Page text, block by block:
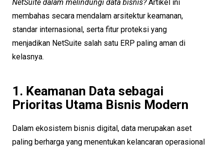
NetSuite dalam melindungi data bisnis?Artikel ini
membahas secara mendalam arsitektur keamanan,
standar internasional, serta fitur proteksi yang
menjadikan NetSuite salah satu ERP paling aman di
kelasnya.
1. Keamanan Data sebagai
Prioritas Utama Bisnis Modern
Dalam ekosistem bisnis digital, data merupakan aset
paling berharga yang menentukan kelancaran operasional